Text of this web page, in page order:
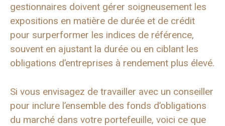
gestionnaires doivent gérer soigneusement les
expositions en matière de durée et de crédit
pour surperformer les indices de référence,
souvent en ajustant la durée ou en ciblant les
obligations d’entreprises à rendement plus élevé.
Si vous envisagez de travailler avec un conseiller
pour inclure l’ensemble des fonds d’obligations
du marché dans votre portefeuille, voici ce que